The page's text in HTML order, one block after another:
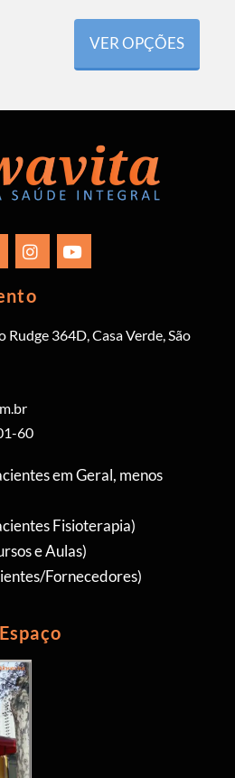
VER OPÇÕES
364D, Casa Verde, São
60
em Geral, menos
Fisioterapia)
e Aulas)
Fornecedores)